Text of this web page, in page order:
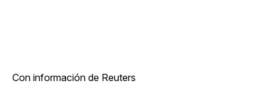
Con información de Reuters